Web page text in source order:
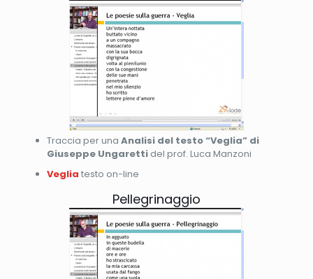
Traccia per una Analisi del testo “Veglia” di
Giuseppe Ungarettidel prof. Luca Manzoni
Veglia testo on-line
Pellegrinaggio